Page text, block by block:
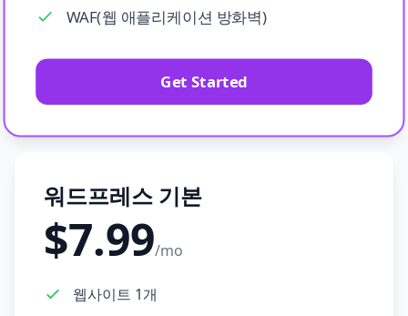
WAF(웹 애플리케이션 방화벽)
Get Started
워드프레스 기본
$7.99/mo
웹사이트 1개